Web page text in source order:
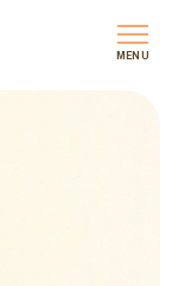
MENU